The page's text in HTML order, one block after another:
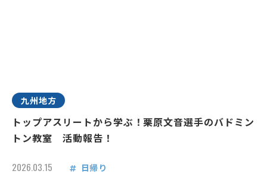
九州地方
トップアスリートから学ぶ！栗原文音選手のバドミン
トン教室 活動報告！
2026.03.15 日帰り